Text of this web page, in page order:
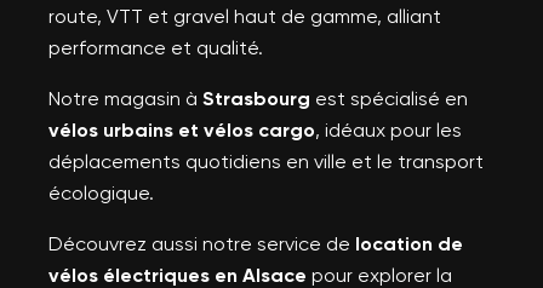
route, VTT et gravel haut de gamme, alliant
performance et qualité.
Notre magasin à Strasbourg est spécialisé en
vélos urbains et vélos cargo, idéaux pour les
déplacements quotidiens en ville et le transport
écologique.
Découvrez aussi notre service de location de
vélos électriques en Alsace pour explorer la